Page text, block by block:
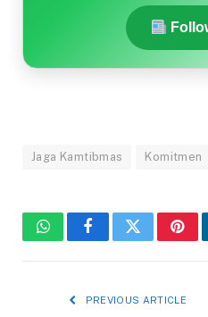
Jaga Kamtibmas Komitmen
WhatsAppFacebookTwitter
PREVIOUS ARTICLE